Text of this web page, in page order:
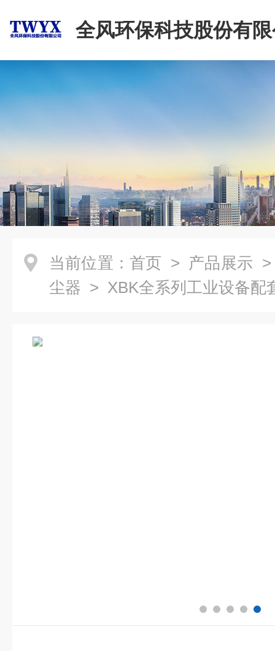
全风环保科技股份有
当前位置： 首页 > 产品展示
尘器 > XBK全系列工业设备配